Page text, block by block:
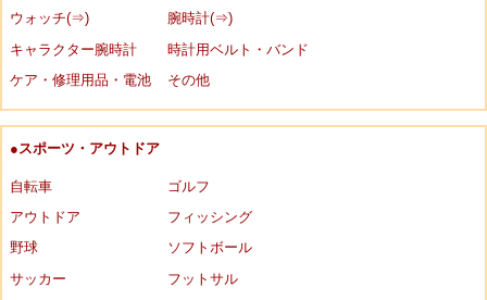
ウォッチ(⇒)
腕時計(⇒)
キャラクター腕時計
時計用ベルト・バンド
ケア・修理用品・電池
その他
●スポーツ・アウトドア
自転車
ゴルフ
アウトドア
フィッシング
野球
ソフトボール
サッカー
フットサル